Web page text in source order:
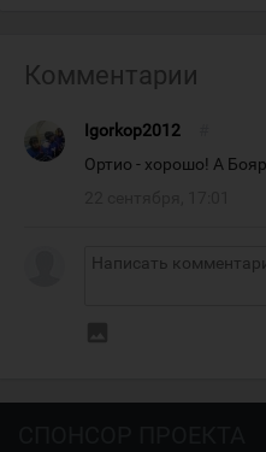
Комментарии
Igorkop2012
Ортио - хорошо! А